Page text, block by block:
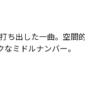
ち出した一曲。空間
ミドルナンバー。